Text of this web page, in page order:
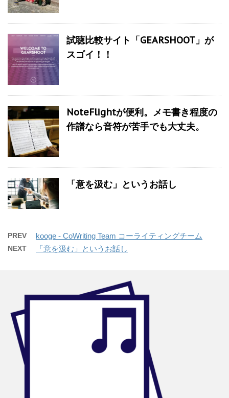
試聴比較サイト「GEARSHOOT」が
スゴイ！！
NoteFlightが便利。メモ書き程度の
作譜なら音符が苦手でも大丈夫。
「意を汲む」というお話し
PREV kooge - CoWriting Team コーライティングチーム
NEXT 「意を汲む」というお話し